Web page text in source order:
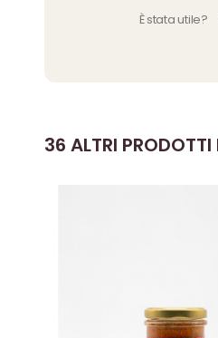
È stata utile?
36 ALTRI PRODOTTI